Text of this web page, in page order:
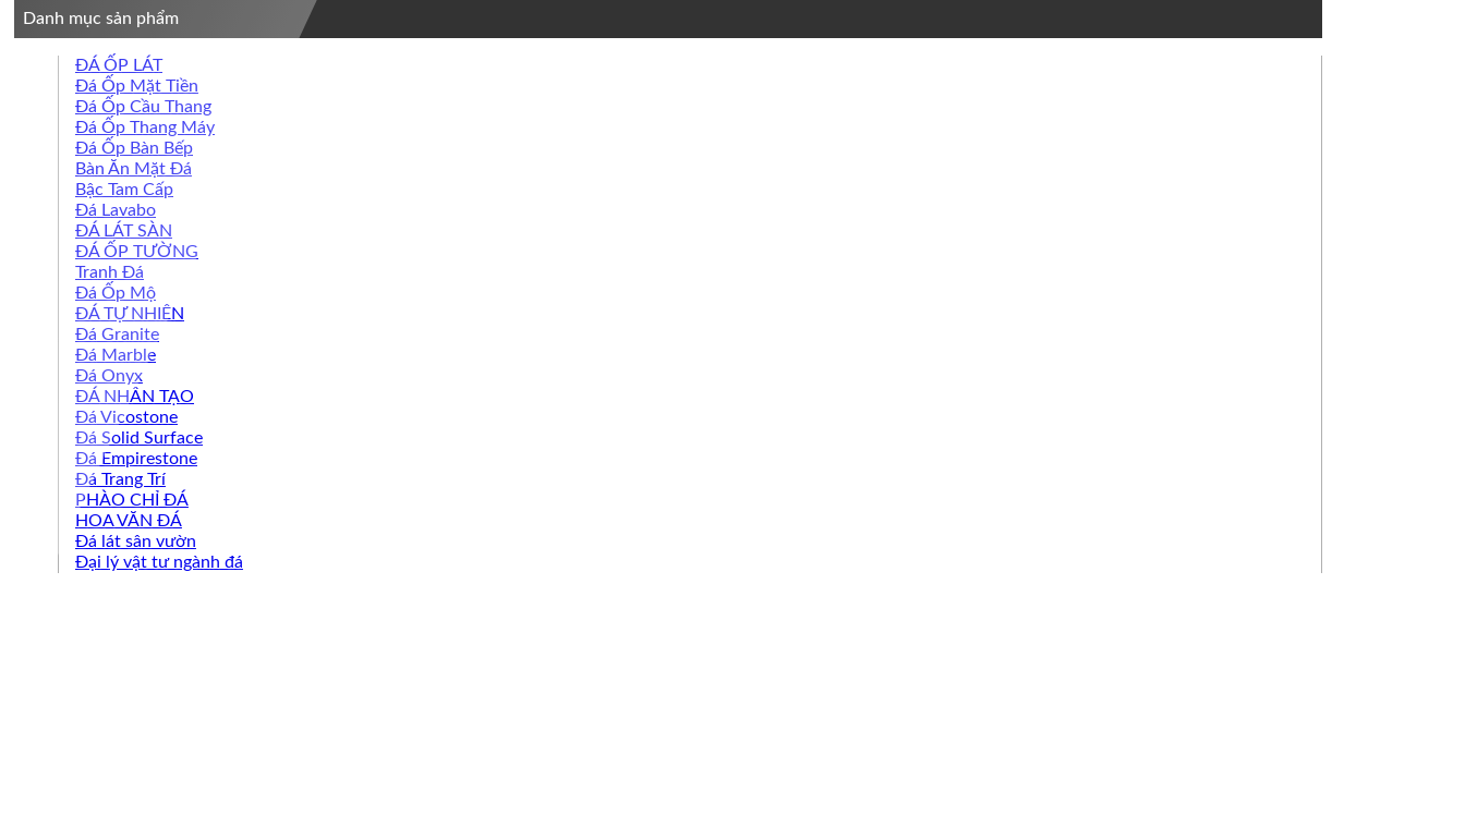
Danh mục sản phẩm
ĐÁ ỐP LÁT
Đá Ốp Mặt Tiền
Đá Ốp Cầu Thang
Đá Ốp Thang Máy
Đá Ốp Bàn Bếp
Bàn Ăn Mặt Đá
Bậc Tam Cấp
Đá Lavabo
ĐÁ LÁT SÀN
ĐÁ ỐP TƯỜNG
Tranh Đá
Đá Ốp Mộ
ĐÁ TỰ NHIÊN
Đá Granite
Đá Marble
Đá Onyx
ĐÁ NHÂN TẠO
Đá Vicostone
Đá Solid Surface
Đá Empirestone
Đá Trang Trí
PHÀO CHỈ ĐÁ
HOA VĂN ĐÁ
Đá lát sân vườn
Đại lý vật tư ngành đá